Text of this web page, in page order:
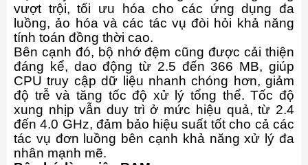
vượt trội, tối ưu hóa cho các ứng dụng đa
luồng, ảo hóa và các tác vụ đòi hỏi khả năng
tính toán đồng thời cao.
Bên cạnh đó, bộ nhớ đệm cũng được cải thiện
đáng kể, dao động từ 2.5 đến 366 MB, giúp
CPU truy cập dữ liệu nhanh chóng hơn, giảm
độ trễ và tăng tốc độ xử lý tổng thể. Tốc độ
xung nhịp vẫn duy trì ở mức hiệu quả, từ 2.4
đến 4.0 GHz, đảm bảo hiệu suất tốt cho cả các
tác vụ đơn luồng bên cạnh khả năng xử lý đa
nhân mạnh mẽ.